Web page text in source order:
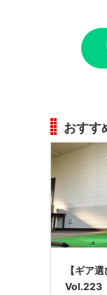
おすす
【ギア
Vol.223